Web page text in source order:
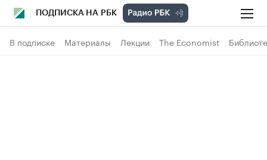
ПОДПИСКА НА РБК
В подписке Материалы Лекции The Economist